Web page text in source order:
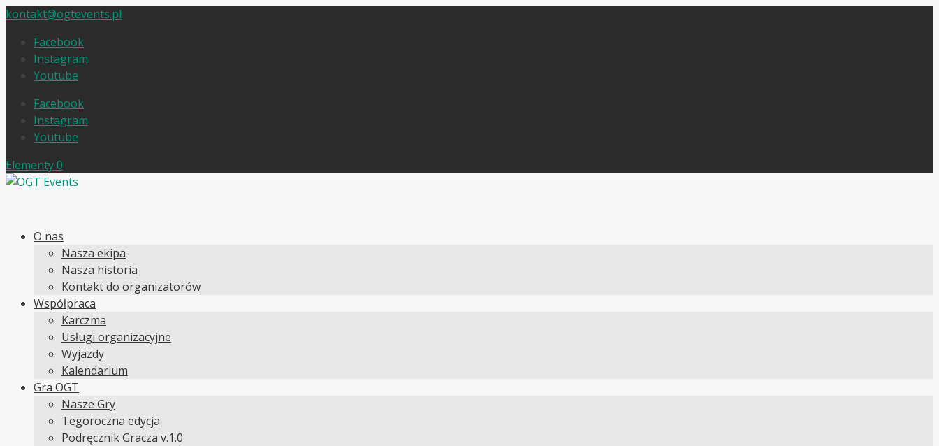
kontakt@ogtevents.pl
Facebook
Instagram
Youtube
Facebook
Instagram
Youtube
Elementy 0
O nas
Nasza ekipa
Nasza historia
Kontakt do organizatorów
Współpraca
Karczma
Usługi organizacyjne
Wyjazdy
Kalendarium
Gra OGT
Nasze Gry
Tegoroczna edycja
Podręcznik Gracza v.1.0